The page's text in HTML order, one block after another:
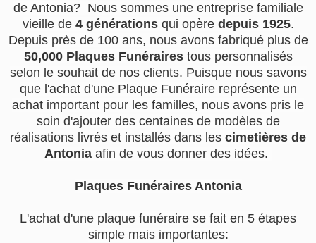
de Antonia? Nous sommes une entreprise familiale
vieille de 4 générationsqui opère depuis 1925.
Depuis près de 100 ans, nous avons fabriqué plus de
50,000 Plaques Funérairestous personnalisés
selon le souhait de nos clients. Puisque nous savons
que l'achat d'une Plaque Funéraire représente un
achat important pour les familles, nous avons pris le
soin d'ajouter des centaines de modèles de
réalisations livrés et installés dans les cimetières de
Antonia afin de vous donner des idées.
Plaques Funéraires Antonia
L'achat d'une plaque funéraire se fait en 5 étapes
simple mais importantes: